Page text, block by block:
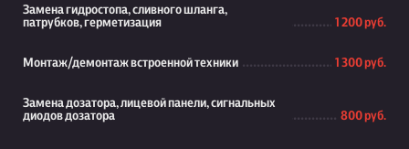
Замена гидростопа, сливного шланга,
патрубков, герметизация
1 200 руб.
Монтаж/демонтаж встроенной техники 1 300 руб.
Замена дозатора, лицевой панели, сигнальных
диодов дозатора
800 руб.